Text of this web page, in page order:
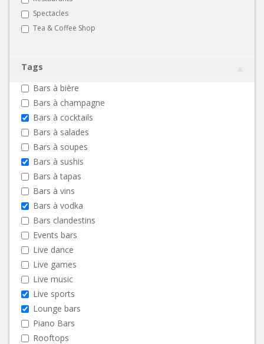
Spectacles
Tea & Coffee Shop
Tags
Bars à bière
Bars à champagne
Bars à cocktails
Bars à salades
Bars à soupes
Bars à sushis
Bars à tapas
Bars à vins
Bars à vodka
Bars clandestins
Events bars
Live dance
Live games
Live music
Live sports
Lounge bars
Piano Bars
Rooftops